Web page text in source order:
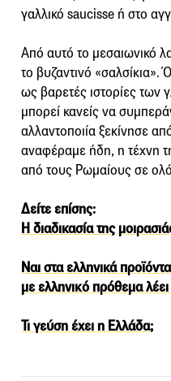
γαλλικό saucisse ή στο
Από αυτό το μεσαιωνικό
το βυζαντινό «σαλσίκια».
ως βαρετές ιστορίες
μπορεί κανείς να
αλλαντοποιία ξεκίνησε
αναφέραμε ήδη, η τέχνη
από τους Ρωμαίους σε
Δείτε επίσης:
Η διαδικασία της
Ναι στα ελληνικά
με ελληνικό πρόθεμα
Τι γεύση έχει η Ελλάδα;